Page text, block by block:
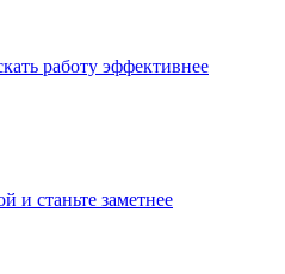
работу эффективнее
и станьте заметнее